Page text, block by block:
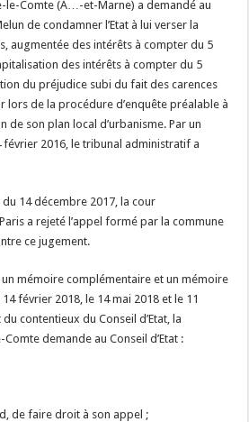
le-Comte (A…-et-Marne) a demandé au
de condamner l’Etat à lui verser la
augmentée des intérêts à compter du 5
des intérêts à compter du 5
du préjudice subi du fait des carences
lors de la procédure d’enquête préalable à
de son plan local d’urbanisme. Par un
février 2016, le tribunal administratif a
du 14 décembre 2017, la cour
a rejeté l’appel formé par la commune
ce jugement.
mémoire complémentaire et un mémoire
février 2018, le 14 mai 2018 et le 11
contentieux du Conseil d’Etat, la
demande au Conseil d’Etat :
de faire droit à son appel ;